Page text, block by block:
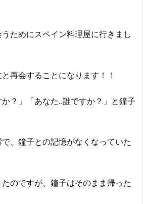
ためにスペイン料理屋に行きまし
再会することになります！！
？」「あなた..誰ですか？」と鐘子
、鐘子との記憶がなくなっていた
のですが、鐘子はそのまま帰った